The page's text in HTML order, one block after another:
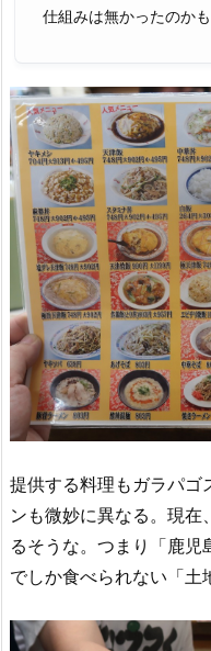
仕組みは無かったのかも
提供する料理もガラパゴ
ンも微妙に異なる。 現在
るそうな。つまり「鹿
でしか食べられない「土